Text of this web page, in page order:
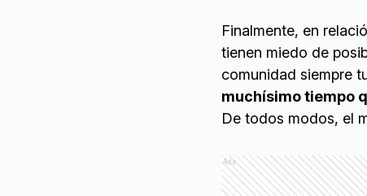
Finalmente, en
tienen miedo de
comunidad siempre
muchísimo tiempo
De todos modos, el
Ads